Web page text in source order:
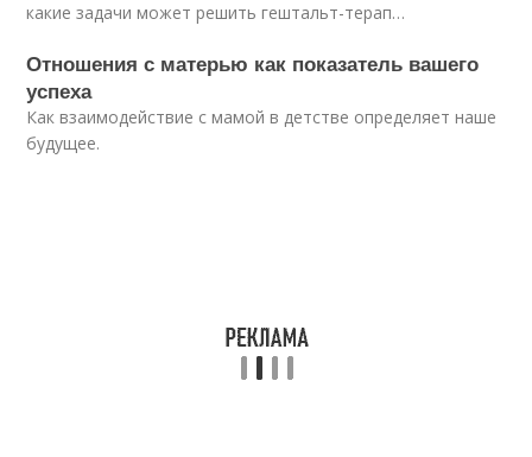
какие задачи может решить гештальт-терап…
Отношения с матерью как показатель вашего
успеха
Как взаимодействие с мамой в детстве определяет наше
будущее.